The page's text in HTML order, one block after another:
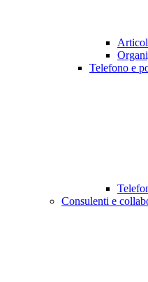
Telefono e
Consulenti e